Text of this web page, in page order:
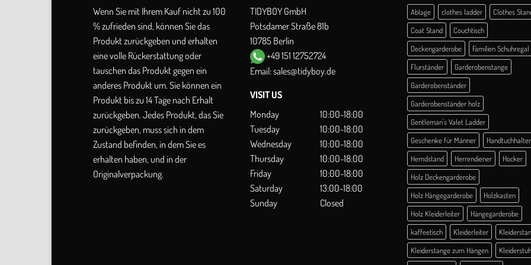
Wenn Sie mit Ihrem Kauf nicht zu 100
% zufrieden sind, können Sie das
Produkt zurückgeben und erhalten
eine volle Rückerstattung oder
tauschen das Produkt gegen ein
anderes Produkt um. Sie können ein
Produkt bis zu 14 Tage nach Erhalt
zurückgeben. Jedes Produkt, das Sie
zurückgeben, muss sich in dem
Zustand befinden, in dem Sie es
erhalten haben, und in der
Originalverpackung.
TIDYBOY GmbH
Potsdamer Straße 81b
10785 Berlin
+49 151 12752724
Email:sales@tidyboy.de
VISIT US
Monday
10:00-18:00
Tuesday
10:00-18:00
Wednesday
10:00-18:00
Thursday
10:00-18:00
Friday
10:00-18:00
Saturday
13:00-18:00
Sunday
Closed
Ablage clothes ladder
Clothes
Coat Stand
Couchtisch
Deckengarderobe
Familien Schuhregal
Flurständer
Garderobenstange
Garderobenständer
Garderobenständer holz
Gentleman's Valet Ladder
Geschenke für Männer
Handtuchhalter
Hemdstand
Herrendiener
Hocker
Holz Deckengarderobe
Holz Hängegarderobe
Holzkasten
Holz Kleiderleiter
Hängegarderobe
kaffeetisch
Kleiderleiter
Kleiderstange zum Hängen